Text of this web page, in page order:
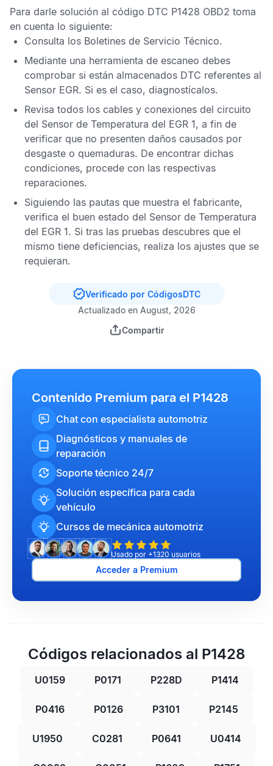
Para darle solución al código DTC P1428 OBD2 toma
en cuenta lo siguiente:
Consulta los Boletines de Servicio Técnico.
Mediante una herramienta de escaneo debes
comprobar si están almacenados DTC referentes al
Sensor EGR. Si es el caso, diagnostícalos.
Revisa todos los cables y conexiones del circuito
del Sensor de Temperatura del EGR 1, a fin de
verificar que no presenten daños causados por
desgaste o quemaduras. De encontrar dichas
condiciones, procede con las respectivas
reparaciones.
Siguiendo las pautas que muestra el fabricante,
verifica el buen estado del Sensor de Temperatura
del EGR 1. Si tras las pruebas descubres que el
mismo tiene deficiencias, realiza los ajustes que se
requieran.
Verificado por CódigosDTC
Actualizado en August, 2026
Compartir
Contenido Premium para el P1428
Chat con especialista automotriz
Diagnósticos y manuales de
reparación
Soporte técnico 24/7
Solución específica para cada
vehículo
Cursos de mecánica automotriz
Usado por +1320 usuarios
Acceder a Premium
Códigos relacionados al P1428
U0159 P0171 P228D P1414
P0416 P0126 P3101 P2145
U1950 C0281 P0641 U0414